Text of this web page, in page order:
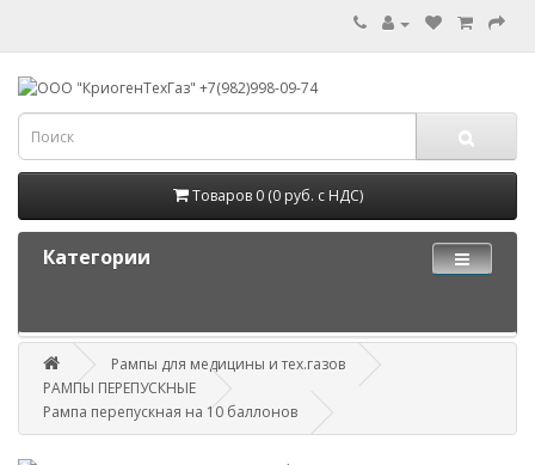
Товаров 0 (0 руб. с НДС)
Категории
Рампы для медицины и тех.газов
РАМПЫ ПЕРЕПУСКНЫЕ
Рампа перепускная на 10 баллонов